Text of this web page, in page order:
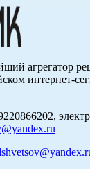
агрегатор
интернет-